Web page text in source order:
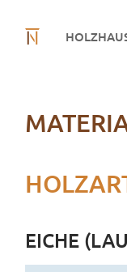
EICHE